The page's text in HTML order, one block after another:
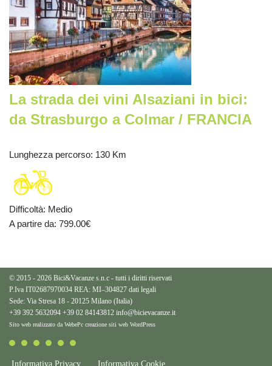
La strada dei vini Alsaziani in bici:
da Strasburgo a Colmar / FRANCIA
Lunghezza percorso: 130 Km
Difficoltà: Medio
A partire da: 799.00€
© 2015 - 2026 Bici&Vacanze s.n.c - tutti i diritti riservati
P.Iva IT02687970034 REA: MI–304827 dati legali
Sede: Via Stresa 18 - 20125 Milano (Italia)
+39 392 5632094 +39 02 84143812 info@bicievacanze.it
Sito web realizzato da WebePc creazione siti web WordPress
Informativa Privacy Informativa Cookie